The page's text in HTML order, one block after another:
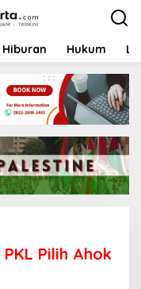
Hiburan Hukum
Pilih Ahok